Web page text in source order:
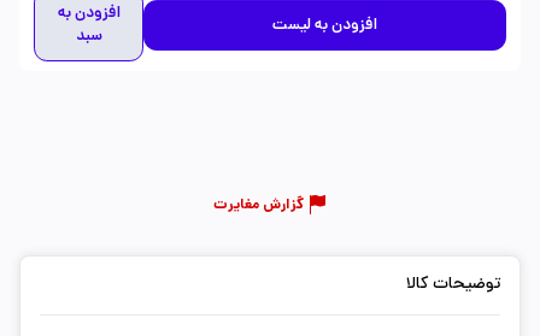
افزودن به لیست
افزودن به
سبد
گزارش مغایرت
توضیحات کالا